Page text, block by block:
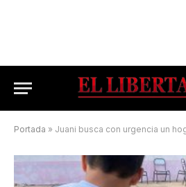
Portada » Juani busca con urgencia un hogar que lo